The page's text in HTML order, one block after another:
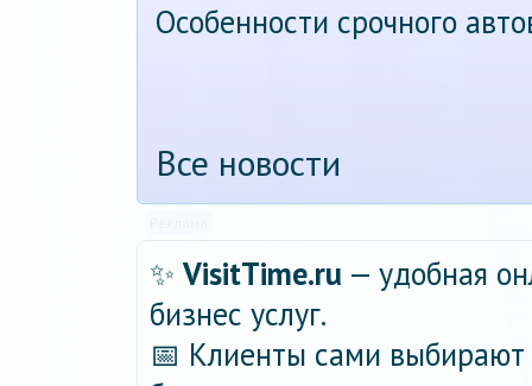
Особенности срочного
Все новости
✨ VisitTime.ru — удобная
бизнес услуг.
📅 Клиенты сами